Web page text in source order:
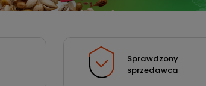
Sprawdzony
sprzedawca